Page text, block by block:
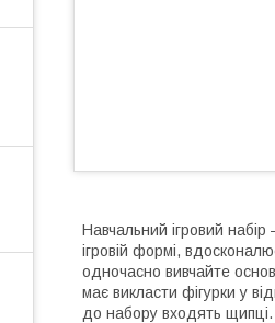
Навчальний ігровий
ігровій формі,
одночасно вивчайте
має викласти фігурки у
до набору входять щипці.